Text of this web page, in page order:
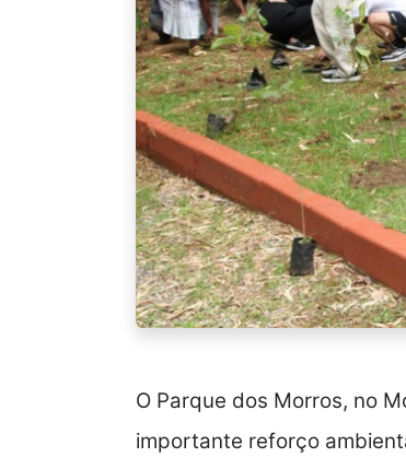
O Parque dos Morros, no
importante reforço